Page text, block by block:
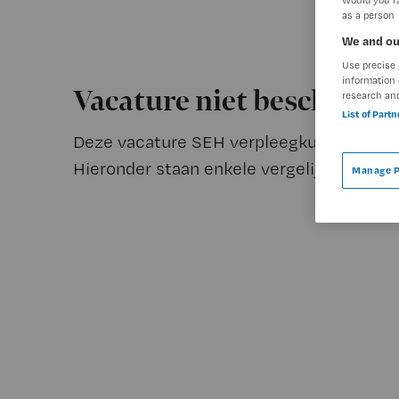
Vacature niet
Deze vacature SEH verpleegkundige
Hieronder staan enkele vergelijkbare
as a person
We and
Use
information
research
List of
Manage